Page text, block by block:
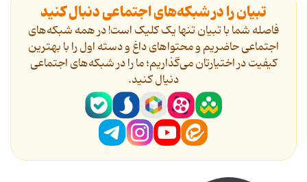
تبیان را در شبکه‌های اجتماعی دنبال کنید
فاصله شما با تبیان تنها یک کلیک است! در همه شبکه‌های
اجتماعی حاضریم و محتواهای داغ و دسته اول را با بهترین
کیفیت در اختیارتان می‌گذاریم؛ ما را در شبکه‌های اجتماعی
دنیال کنید.